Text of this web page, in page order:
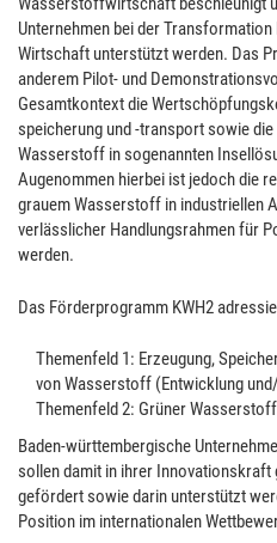
Unternehmen bei der
Wirtschaft unterstützt werden. Das
anderem Pilot- und
Gesamtkontext die
speicherung und -transport sowie
Wasserstoff in sogenannten
Augenommen hierbei ist jedoch die
grauem Wasserstoff in industriellen
verlässlicher Handlungsrahmen für
werden.
Das Förderprogramm KWH2
Themenfeld 1: Erzeugung,
von Wasserstoff (Entwicklung
Themenfeld 2: Grüner
Baden-württembergische
sollen damit in ihrer Innovationskraft
gefördert sowie darin unterstützt
Position im internationalen